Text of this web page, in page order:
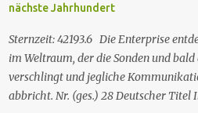
Hungersnöte eindämmen,
beenden können. Im Gegenzug
Erde leben lässt. Doch eine Gruppe
Freundlichkeit der Taelons zweifelt,
nächste Jahrhundert
Sternzeit: 42193.6 Die Enterprise
im Weltraum, der die Sonden und
verschlingt und jegliche
abbricht. Nr. (ges.) 28 Deutscher Titel